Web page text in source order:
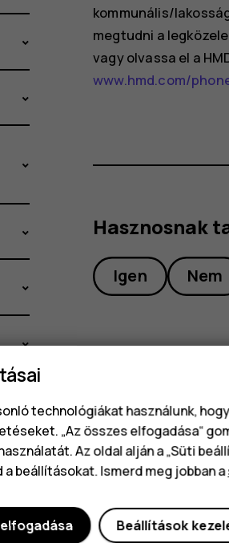
kommunális/
megtudni a
vagy olvassa el a
www.hmd.com/
Hasznosnak
Igen Nem
technológiákat használunk,
„Az összes elfogadása“
Az oldal alján a „Süti
beállításokat. Ismerd meg jobban a
Beállítások